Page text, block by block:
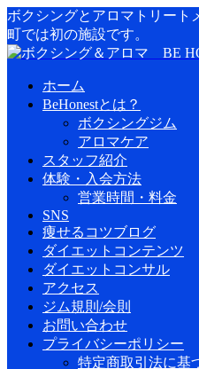
ボクシングとアロマトリート
町では初の施設です。
ホーム
BeHonestとは？
ボクシングジム
アロマケア
スタッフ紹介
体験・入会方法
営業時間・料金
SNS
痩せるコツブログ
ダイエットコンテンツ
ダイエットコンサル
アクセス
ジム規則/会則
お問い合わせ
プライバシーポリシー
特定商取引法に基